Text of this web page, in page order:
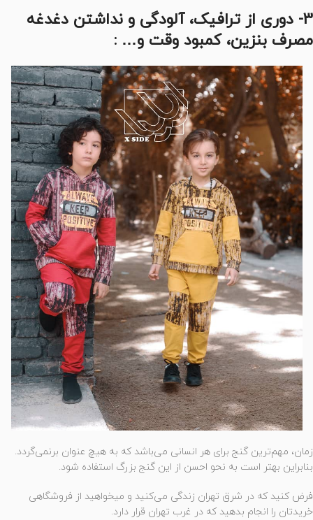
3- دوری از ترافیک، آلودگی و نداشتن دغدغه
مصرف بنزین، کمبود وقت و… :
زمان، مهم‌ترین گنج برای هر انسانی می‌باشد که به هیچ عنوان برنمی‌گردد.
بنابراین بهتر است به نحو احسن از این گنج بزرگ استفاده شود.
فرض کنید که در شرق تهران زندگی می‌کنید و میخواهید از فروشگاهی
خریدتان را انجام بدهید که در غرب تهران قرار دارد.